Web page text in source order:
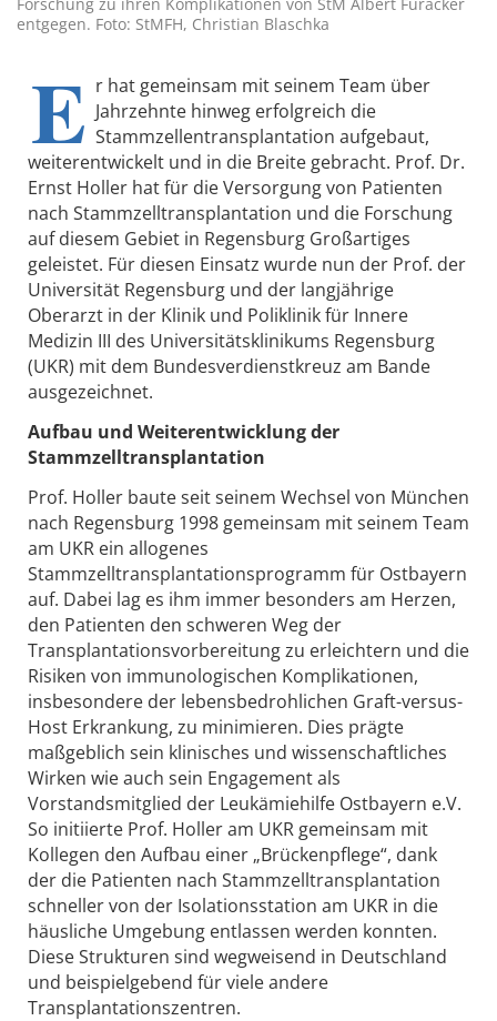
entgegen. Foto: StMFH, Christian Blaschka
E r hat gemeinsam mit seinem Team über
Jahrzehnte hinweg erfolgreich die
Stammzellentransplantation aufgebaut,
weiterentwickelt und in die Breite gebracht. Prof. Dr.
Ernst Holler hat für die Versorgung von Patienten
nach Stammzelltransplantation und die Forschung
auf diesem Gebiet in Regensburg Großartiges
geleistet. Für diesen Einsatz wurde nun der Prof. der
Universität Regensburg und der langjährige
Oberarzt in der Klinik und Poliklinik für Innere
Medizin III des Universitätsklinikums Regensburg
(UKR) mit dem Bundesverdienstkreuz am Bande
ausgezeichnet.
Aufbau und Weiterentwicklung der
Stammzelltransplantation
Prof. Holler baute seit seinem Wechsel von München
nach Regensburg 1998 gemeinsam mit seinem Team
am UKR ein allogenes
Stammzelltransplantationsprogramm für Ostbayern
auf. Dabei lag es ihm immer besonders am Herzen,
den Patienten den schweren Weg der
Transplantationsvorbereitung zu erleichtern und die
Risiken von immunologischen Komplikationen,
insbesondere der lebensbedrohlichen Graft-versus-
Host Erkrankung, zu minimieren. Dies prägte
maßgeblich sein klinisches und wissenschaftliches
Wirken wie auch sein Engagement als
Vorstandsmitglied der Leukämiehilfe Ostbayern e.V.
So initiierte Prof. Holler am UKR gemeinsam mit
Kollegen den Aufbau einer „Brückenpflege“, dank
der die Patienten nach Stammzelltransplantation
schneller von der Isolationsstation am UKR in die
häusliche Umgebung entlassen werden konnten.
Diese Strukturen sind wegweisend in Deutschland
und beispielgebend für viele andere
Transplantationszentren.